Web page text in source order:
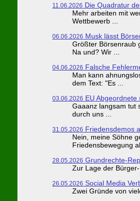
11.06.2026 Die Quadratur
Mehr arbeiten mit
Wettbewerb ...
06.06.2026 Musk lässt
Größter Börsenraub
Na und? Wir ...
04.06.2026 Falsche
Man kann
dem Text: "Es ...
03.06.2026 EU
Gaaanz langsam tut
durch uns ...
31.05.2026 Friedensdemos
Nein, meine Söhne
Friedensbewegung
28.05.2026 Grundrechte-
Zur Lage der
26.05.2026 Social Media
Zwei Gründe von